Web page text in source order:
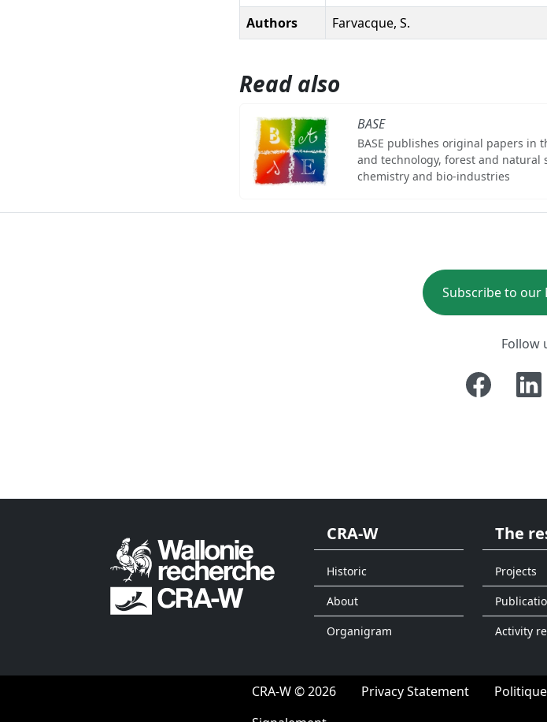
Authors
Farvacque, S.
Read also
BASE
BASE publishes original papers in
and technology, forest and natural
chemistry and bio-industries
Subscribe to our
Follow
CRA-W
Historic
About
Organigram
The
Projects
Activity
CRA-W © 2026 Privacy Statement